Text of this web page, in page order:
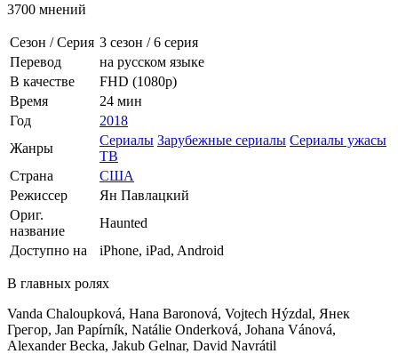
3700 мнений
Сезон / Серия 3 сезон /6 серия
Перевод
на русском языке
В качестве
FHD (1080p)
Время
24 мин
Год
2018
Жанры
Сериалы Зарубежные сериалы Сериалы ужасы
ТВ
Страна
США
Режиссер
Ян Павлацкий
Ориг.
название
Haunted
Доступно на
iPhone, iPad, Android
В главных ролях
Vanda Chaloupková, Hana Baronová, Vojtech Hýzdal, Янек
Грегор, Jan Papírník, Natálie Onderková, Johana Vánová,
Alexander Becka, Jakub Gelnar, David Navrátil